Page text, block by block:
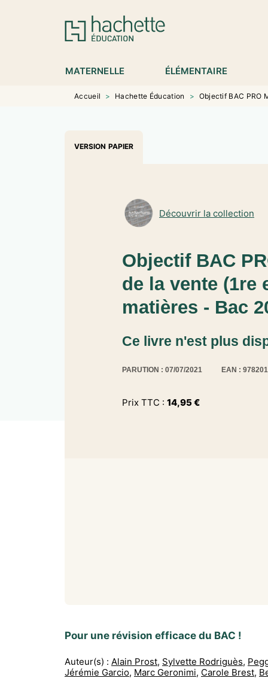
MENU RECHERCHE
MATERNELLE ÉLÉMENTAIRE
Accueil > Hachette Éducation > Objectif BAC PRO
VERSION PAPIER
Découvrir la collection
Objectif BAC
de la vente (1re
matières - Bac
Ce livre n'est plus
PARUTION : 07/07/2021 EAN :
Prix TTC : 14,95€
Pour une révision efficace du BAC !
Auteur(s) : Alain Prost, Sylvette Rodriguès,
Jérémie Garcio, Marc Geronimi, Carole Brest,